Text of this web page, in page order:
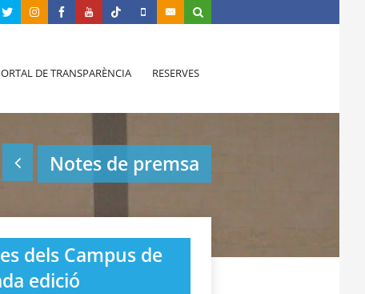
DE TRANSPARÈNCIA RESERVES
Notes de premsa
dels Campus de
edició